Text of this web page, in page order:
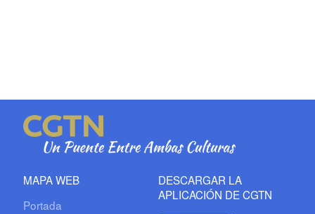
MAPA WEB
Portada
DESCARGAR LA
APLICACIÓN DE CGTN